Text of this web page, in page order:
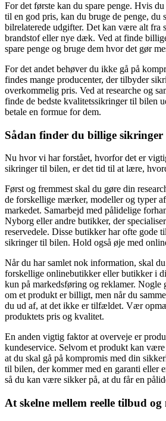
For det første kan du spare penge. Hvis
til en god pris, kan du bruge de penge, du
bilrelaterede udgifter. Det kan være alt fra
brandstof eller nye dæk. Ved at finde
spare penge og bruge dem hvor det gør
For det andet behøver du ikke gå på
findes mange producenter, der tilbyder
overkommelig pris. Ved at researche og
finde de bedste kvalitetssikringer til bilen
betale en formue for dem.
Sådan finder du billige
Nu hvor vi har forstået, hvorfor det er
sikringer til bilen, er det tid til at lære,
Først og fremmest skal du gøre din
de forskellige mærker, modeller og typer
markedet. Samarbejd med pålidelige
Nyborg eller andre butikker, der
reservedele. Disse butikker har ofte gode
sikringer til bilen. Hold også øje med
Når du har samlet nok information, skal
forskellige onlinebutikker eller butikker i
kun på markedsføring og reklamer. Nogle
om et produkt er billigt, men når du
du ud af, at det ikke er tilfældet. Vær
produktets pris og kvalitet.
En anden vigtig faktor at overveje er
kundeservice. Selvom et produkt kan
at du skal gå på kompromis med din
til bilen, der kommer med en garanti eller
så du kan være sikker på, at du får en
At skelne mellem reelle tilbud